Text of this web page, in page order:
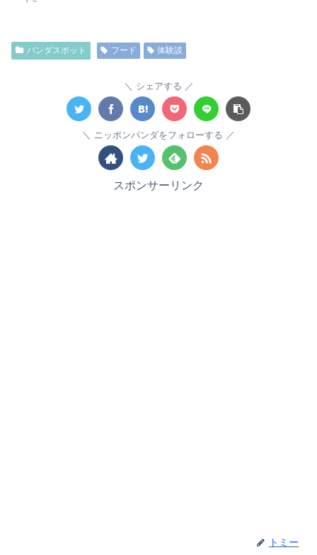
パンダスポット フード 体験談
シェアする
ニッポンパンダをフォローする
スポンサーリンク
トミー